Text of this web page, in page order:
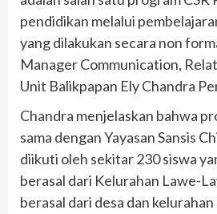
pendidikan melalui
yang dilakukan secara non
Manager Communication,
Unit Balikpapan Ely Chandra
Chandra menjelaskan bahwa
sama dengan Yayasan Sansis
diikuti oleh sekitar 230 siswa
berasal dari Kelurahan Lawe-
berasal dari desa dan